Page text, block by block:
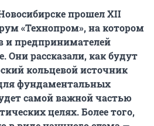
прошел XII
«Технопром», на котором
предпринимателей
Они рассказали, как будут
кольцевой источник
фундаментальных
самой важной частью
целях. Более того,